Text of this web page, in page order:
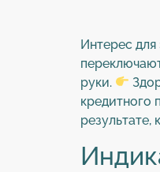
Интерес для
руки.
кредитного